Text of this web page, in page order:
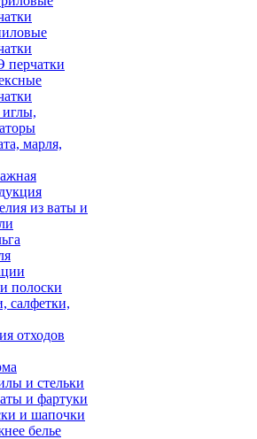
марля,
из ваты и
полоски
салфетки,
отходов
и стельки
и фартуки
и шапочки
белье